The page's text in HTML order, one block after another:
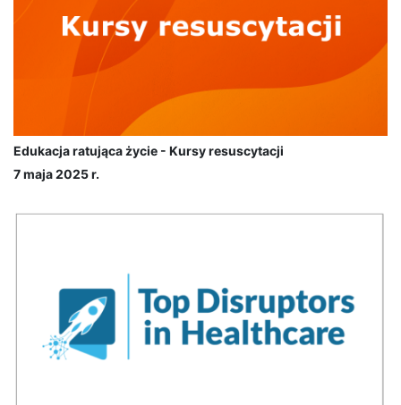
Edukacja ratująca życie - Kursy resuscytacji
7 maja 2025 r.